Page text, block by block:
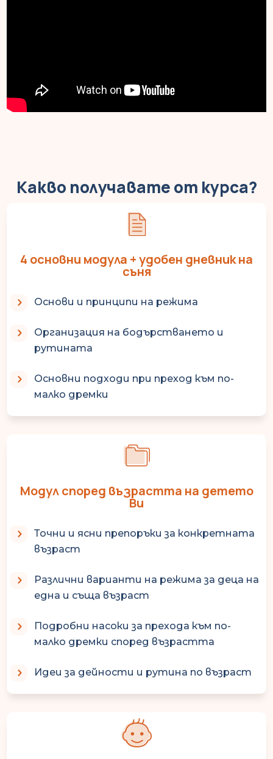
Какво получавате от курса?
4 основни модула + удобен дневник на
съня
Основи и принципи на режима
Организация на бодърстването и
рутината
Основни подходи при преход към по-
малко дремки
Модул според възрастта на детето
Ви
Точни и ясни препоръки за конкретната
възраст
Различни варианти на режима за деца на
една и съща възраст
Подробни насоки за прехода към по-
малко дремки според възрастта
Идеи за дейности и рутина по възраст